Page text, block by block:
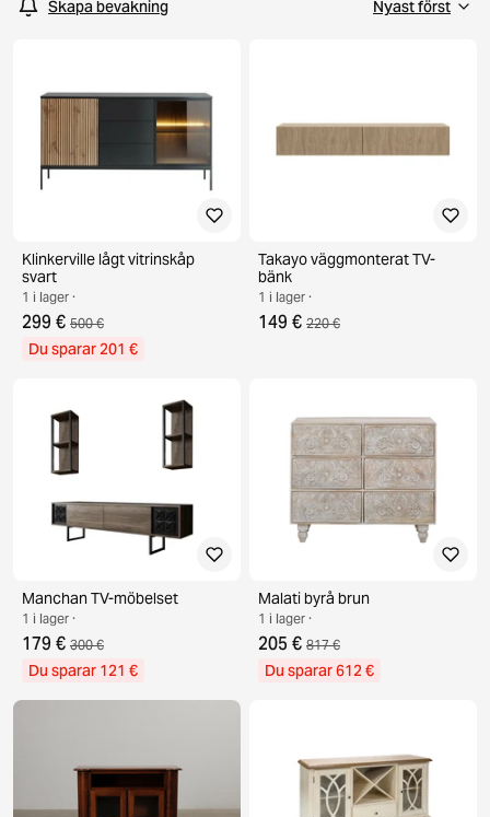
Skapa bevakning
Klinkerville lågt vitrinskåp
svart
1 i lager ·
299 € 500 €
Du sparar 201 €
Takayo väggmonterat TV-
bänk
1 i lager ·
149 € 220 €
Manchan TV-möbelset
1 i lager ·
179 € 300 €
Du sparar 121 €
Malati byrå brun
1 i lager ·
205 € 817 €
Du sparar 612 €